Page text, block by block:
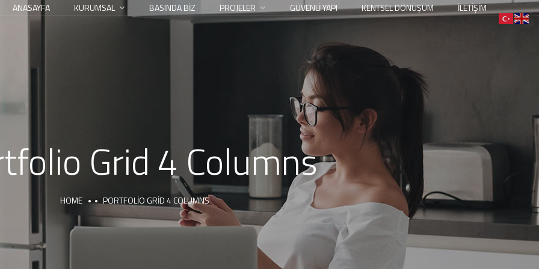
ANASAYFA KURUMSAL BASINDA BİZ PROJELER GÜVENLİ YAPI KENTSEL DÖNÜŞÜM İLETİŞİM
Grid 4 Columns
HOME PORTFOLIO GRID 4 COLUMNS